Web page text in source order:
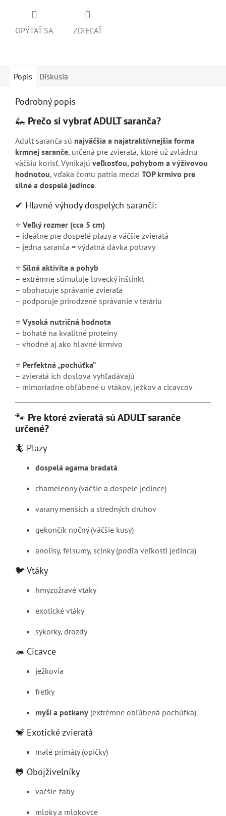
OPÝTAŤ SA ZDIEĽAŤ
Popis Diskusia
Podrobný popis
🦗 Prečo si vybrať ADULT saranča?
Adult saranča sú najväčšia a najatraktívnejšia forma
krmnej saranče, určená pre zvieratá, ktoré už zvládnu
väčšiu korisť. Vynikajú veľkosťou, pohybom a výživovou
hodnotou, vďaka čomu patria medzi TOP krmivo pre
silné a dospelé jedince.
✔ Hlavné výhody dospelých sarančí:
⭐ Veľký rozmer (cca 5 cm)
– ideálne pre dospelé plazy a väčšie zvieratá
– jedna saranča = výdatná dávka potravy
⭐ Silná aktivita a pohyb
– extrémne stimuluje lovecký inštinkt
– obohacuje správanie zvieraťa
– podporuje prirodzené správanie v teráriu
⭐ Vysoká nutričná hodnota
– bohaté na kvalitné proteíny
– vhodné aj ako hlavné krmivo
⭐ Perfektná „pochúťka“
– zvieratá ich doslova vyhľadávajú
– mimoriadne obľúbené u vtákov, ježkov a cicavcov
🐾 Pre ktoré zvieratá sú ADULT saranče
určené?
🦎 Plazy
dospelá agama bradatá
chameleóny (väčšie a dospelé jedince)
varany menších a stredných druhov
gekončík nočný (väčšie kusy)
anolisy, felsumy, scinky (podľa veľkosti jedinca)
🐦 Vtáky
hmyzožravé vtáky
exotické vtáky
sýkorky, drozdy
🦔 Cicavce
ježkovia
fretky
myši a potkany (extrémne obľúbená pochúťka)
🐒 Exotické zvieratá
malé primáty (opičky)
🐸 Obojživelníky
väčšie žaby
mloky a mlokovce